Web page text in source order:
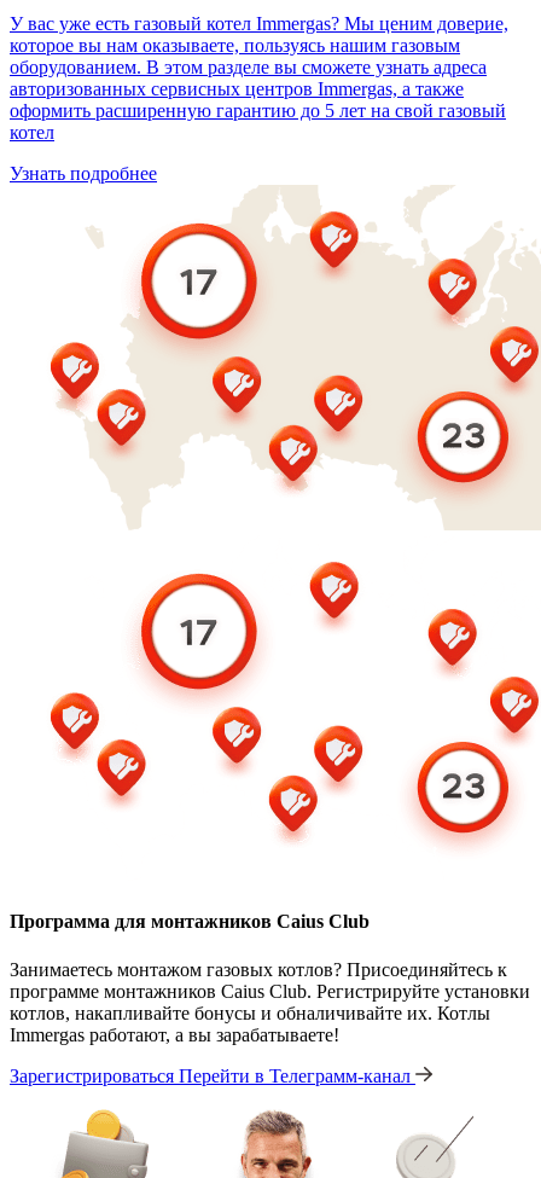
У вас уже есть газовый котел Immergas? Мы ценим доверие,
которое вы нам оказываете, пользуясь нашим газовым
оборудованием. В этом разделе вы сможете узнать адреса
авторизованных сервисных центров Immergas, а также
оформить расширенную гарантию до 5 лет на свой газовый
котел
Узнать подробнее
Программа для монтажников Caius Club
Занимаетесь монтажом газовых котлов? Присоединяйтесь к
программе монтажников Caius Club. Регистрируйте установки
котлов, накапливайте бонусы и обналичивайте их. Котлы
Immergas работают, а вы зарабатываете!
Зарегистрироваться Перейти в Телеграмм-канал